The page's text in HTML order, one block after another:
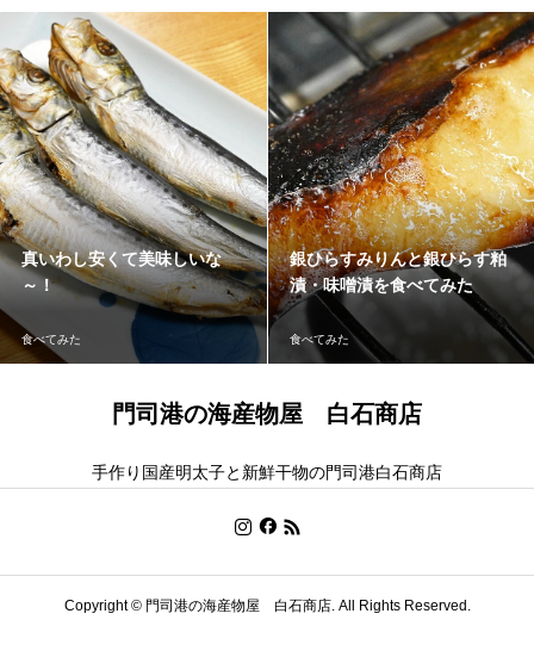
真いわし安くて美味しいな
～！
食べてみた
銀ひらすみりんと銀ひらす粕
漬・味噌漬を食べてみた
食べてみた
門司港の海産物屋 白石商店
手作り国産明太子と新鮮干物の門司港白石商店
Copyright ©門司港の海産物屋 白石商店. All Rights Reserved.